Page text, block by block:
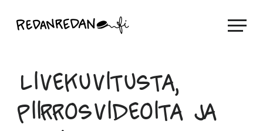
suoraan
Linda Saukko-Rauta, Redanredan Oy
piirrosvideoita
Livekuvitusta,
piirrosvideoita ja